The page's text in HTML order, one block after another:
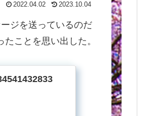
2022.04.02 2023.10.04
ジを送っているのだ
ことを思い出した。